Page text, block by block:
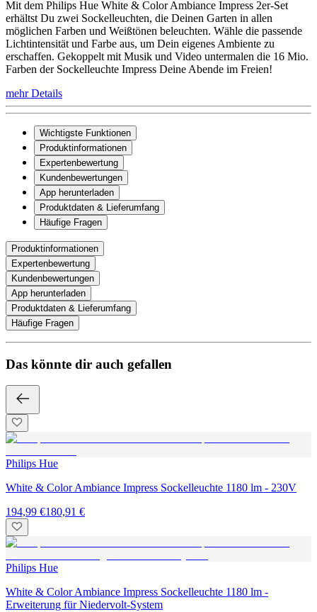
Mit dem Philips Hue White & Color Ambiance Impress 2er-Set
erhältst Du zwei Sockelleuchten, die Deinen Garten in allen
möglichen Farben und Weißtönen beleuchten. Wähle die passende
Lichtintensität und Farbe aus, um Dein eigenes Ambiente zu
erschaffen. Gekoppelt mit Musik und Video untermalen die 16 Mio.
Farben der Sockelleuchte Impress Deine Abende im Freien!
mehr Details
Wichtigste Funktionen
Produktinformationen
Expertenbewertung
Kundenbewertungen
App herunterladen
Produktdaten & Lieferumfang
Häufige Fragen
Produktinformationen
Expertenbewertung
Kundenbewertungen
App herunterladen
Produktdaten & Lieferumfang
Häufige Fragen
Das könnte dir auch gefallen
Philips Hue
White & Color Ambiance Impress Sockelleuchte 1180 lm - 230V
194,99 €180,91 €
Philips Hue
White & Color Ambiance Impress Sockelleuchte 1180 lm -
Erweiterung für Niedervolt-System